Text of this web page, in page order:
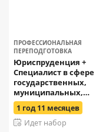
ПРОФЕССИОНАЛЬНАЯ
ПЕРЕПОДГОТОВКА
Юриспруденция +
Специалист в сфере
государственных,
муниципальных,
корпоративных закупок
1 год 11 месяцев
Идет набор